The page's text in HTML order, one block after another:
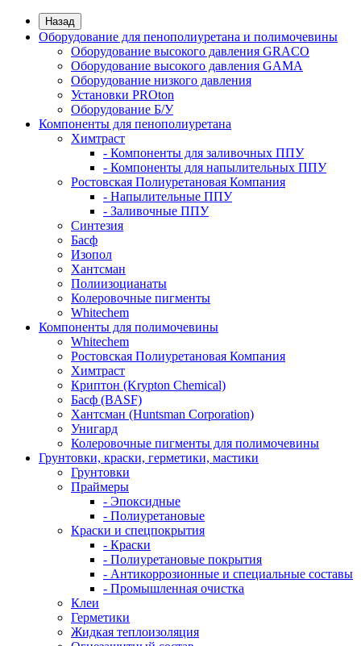
Назад
Оборудование для пенополиуретана и полимочевины
Оборудование высокого давления GRACO
Оборудование высокого давления GAMA
Оборудование низкого давления
Установки PROton
Оборудование Б/У
Компоненты для пенополиуретана
Химтраст
- Компоненты для заливочных ППУ
- Компоненты для напылительных ППУ
Ростовская Полиуретановая Компания
- Напылительные ППУ
- Заливочные ППУ
Синтезия
Басф
Изопол
Хантсман
Полиизоцианаты
Колеровочные пигменты
Whitechem
Компоненты для полимочевины
Whitechem
Ростовская Полиуретановая Компания
Химтраст
Криптон (Krypton Chemical)
Басф (BASF)
Хантсман (Huntsman Corporation)
Унигард
Колеровочные пигменты для полимочевины
Грунтовки, краски, герметики, мастики
Грунтовки
Праймеры
- Эпоксидные
- Полиуретановые
Краски и спецпокрытия
- Краски
- Полиуретановые покрытия
- Антикоррозионные и специальные составы
- Промышленная очистка
Клеи
Герметики
Жидкая теплоизоляция